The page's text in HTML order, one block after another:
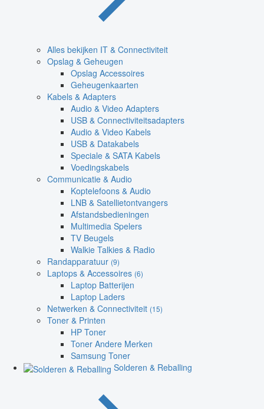
Alles bekijken IT & Connectiviteit
Opslag & Geheugen
Opslag Accessoires
Geheugenkaarten
Kabels & Adapters
Audio & Video Adapters
USB & Connectiviteitsadapters
Audio & Video Kabels
USB & Datakabels
Speciale & SATA Kabels
Voedingskabels
Communicatie & Audio
Koptelefoons & Audio
LNB & Satellietontvangers
Afstandsbedieningen
Multimedia Spelers
TV Beugels
Walkie Talkies & Radio
Randapparatuur (9)
Laptops & Accessoires (6)
Laptop Batterijen
Laptop Laders
Netwerken & Connectiviteit (15)
Toner & Printen
HP Toner
Toner Andere Merken
Samsung Toner
Solderen & Reballing